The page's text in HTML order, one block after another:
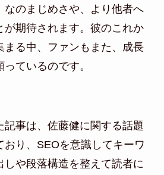
なのまじめさや、より他者へ
が期待されます。彼のこれか
まる中、ファンもまた、成長
ているのです。
記事は、佐藤健に関する話題
おり、SEOを意識してキーワ
しや段落構造を整えて読者に